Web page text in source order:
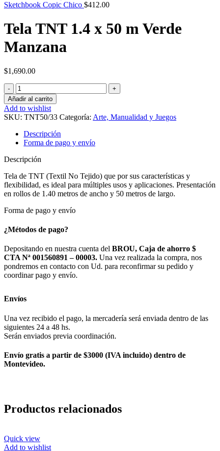
Sketchbook Copic Chico $412.00
Tela TNT 1.4 x 50 m Verde
Manzana
$1,690.00
Tela
TNT
1.4
x
50
m
Verde
Manzana
cantidad
Añadir al carrito
Add to wishlist
SKU: TNT50/33 Categoría: Arte, Manualidad y Juegos
Descripción
Forma de pago y envío
Descripción
Tela de TNT (Textil No Tejido) que por sus características y
flexibilidad, es ideal para múltiples usos y aplicaciones. Presentación
en rollos de 1.40 metros de ancho y 50 metros de largo.
Forma de pago y envío
¿Métodos de pago?
Depositando en nuestra cuenta del BROU, Caja de ahorro $
CTA Nª 001560891 – 00003. Una vez realizada la compra, nos
pondremos en contacto con Ud. para reconfirmar su pedido y
coordinar pago y envío.
Envíos
Una vez recibido el pago, la mercadería será enviada dentro de las
siguientes 24 a 48 hs.
Serán enviados previa coordinación.
Envío gratis a partir de $3000 (IVA incluido) dentro de
Montevideo.
Productos relacionados
Quick view
Add to wishlist